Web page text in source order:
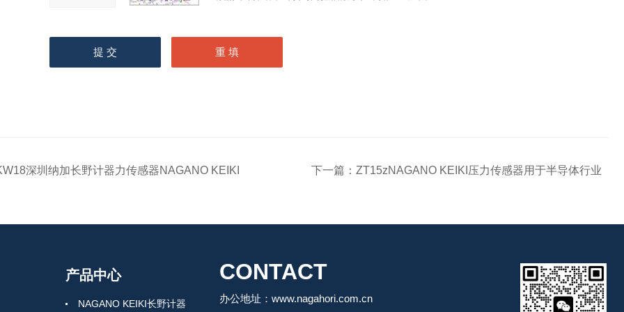
深圳纳加长野计器力传感器NAGANO KEIKI 下一篇： ZT15zNAGANO KEIKI压力传感器用于半导体行业
产品中心
NAGANO KEIKI长野计器
CONTACT
办公地址：www.nagahori.com.cn